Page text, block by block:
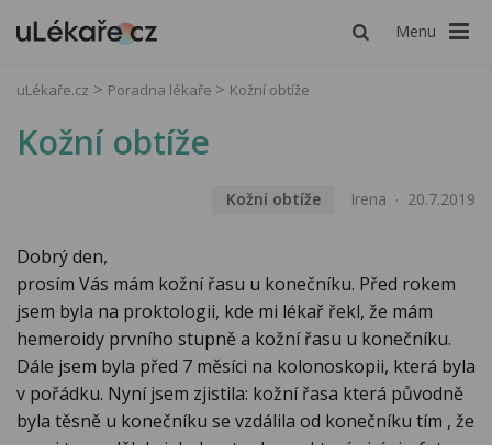
Menu
uLékaře.cz Poradna lékaře Kožní obtíže
Kožní obtíže
Kožní obtíže Irena 20.7.2019
Dobrý den,
prosím Vás mám kožní řasu u konečníku. Před rokem
jsem byla na proktologii, kde mi lékař řekl, že mám
hemeroidy prvního stupně a kožní řasu u konečníku.
Dále jsem byla před 7 měsíci na kolonoskopii, která byla
v pořádku. Nyní jsem zjistila: kožní řasa která původně
byla těsně u konečníku se vzdálila od konečníku tím , že